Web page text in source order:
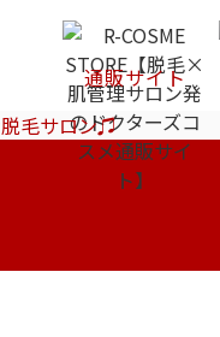
通販サイト
脱毛サロン♫